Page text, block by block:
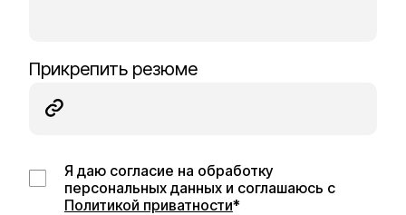
Прикрепить резюме
Я даю согласие на обработку
персональных данных и соглашаюсь с
Политикой приватности*